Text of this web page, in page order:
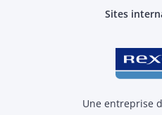
Sites
Une entreprise